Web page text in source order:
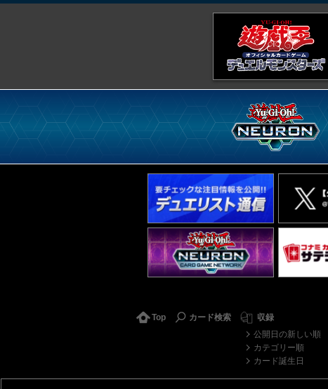
Top カード検索
収録
公開日の新しい順
カテゴリー順
カード誕生日